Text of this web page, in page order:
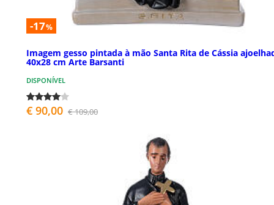
-17%
Imagem gesso pintada à mão Santa Rita de Cássia
40x28 cm Arte Barsanti
DISPONÍVEL
€ 90,00 € 109,00